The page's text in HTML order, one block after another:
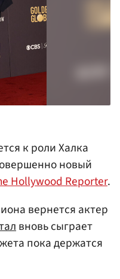
к роли Халка
новый
Hollywood Reporter.
вернется актер
вновь сыграет
пока держатся